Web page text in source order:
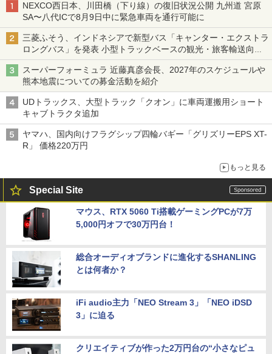
NEXCO西日本、川田橋（下り線）の復旧状況公開 九州道 宮原
SA〜八代ICで8月9日中に緊急車両を通行可能に
三菱ふそう、インドネシアで新型バス「キャンター・エクストラ
ロングバス」を発表 小型トラックベースの観光・旅客輸送向け
バス
スーパーフォーミュラ 近藤真彦会長、2027年のスケジュールや
熊本地震についての募金活動を紹介
UDトラックス、大型トラック「クオン」に車両運搬用ショート
キャブトラクタ追加
ヤマハ、国内向けフラグシップ四輪バギー「グリズリーEPS XT-
R」 価格220万円
もっと見る
Special Site
マウス、RTX 5060 Ti搭載ゲーミングPCが7万
5,000円オフで30万円台！
総合オーディオブランドに進化するSHANLING
とは何者か？
iFi audio主力「NEO Stream 3」「NEO iDSD
3」に迫る
クリエイティブが作った2万円台の“小さなピュ